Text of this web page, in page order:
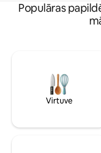
Populāras
Virtuve